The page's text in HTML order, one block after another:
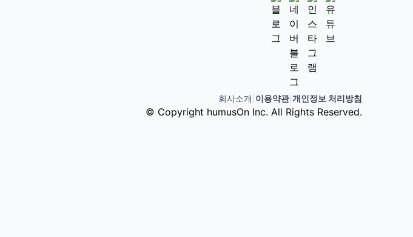
회사소개 이용약관| 개인정보 처리방침
© Copyright humusOn Inc. All Rights Reserved.